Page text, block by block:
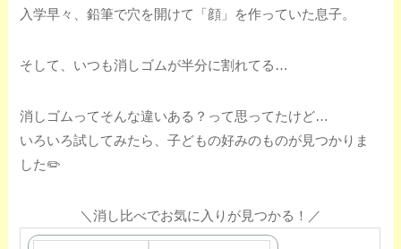
入学早々、鉛筆で穴を開けて「顔」を作っていた息子。
そして、いつも消しゴムが半分に割れてる…
消しゴムってそんな違いある？って思ってたけど…
いろいろ試してみたら、子どもの好みのものが見つかりま
した✏️
＼消し比べでお気に入りが見つかる！／